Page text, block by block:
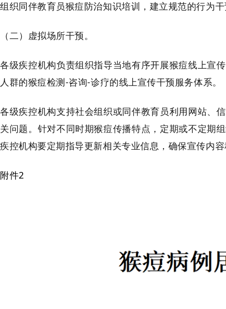
组织同伴教育员猴痘防治知识培训，建立规范的行为
（二）虚拟场所干预。
各级疾控机构负责组织指导当地有序开展猴痘线上宣
人群的猴痘检测-咨询-诊疗的线上宣传干预服务体系。
各级疾控机构支持社会组织或同伴教育员利用网站、
关问题。针对不同时期猴痘传播特点，定期或不定期
疾控机构要定期指导更新相关专业信息，确保宣传内
附件2